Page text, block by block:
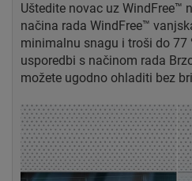
Uštedite novac uz WindFree™
načina rada WindFree™
minimalnu snagu i troši do 77
usporedbi s načinom rada
možete ugodno ohladiti bez